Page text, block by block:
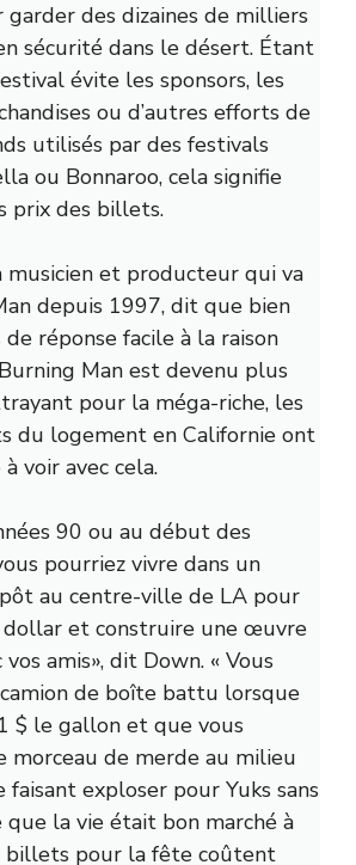
des dizaines de milliers
sécurité dans le désert. Étant
évite les sponsors, les
ou d’autres efforts de
utilisés par des festivals
ou Bonnaroo, cela signifie
prix des billets.
musicien et producteur qui va
depuis 1997, dit que bien
de réponse facile à la raison
Man est devenu plus
pour la méga-riche, les
du logement en Californie ont
voir avec cela.
90 ou au début des
pourriez vivre dans un
au centre-ville de LA pour
dollar et construire une œuvre
amis», dit Down. « Vous
de boîte battu lorsque
$ le gallon et que vous
morceau de merde au milieu
exploser pour Yuks sans
que la vie était bon marché à
billets pour la fête coûtent